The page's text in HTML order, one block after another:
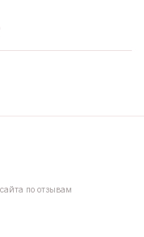
по отзывам